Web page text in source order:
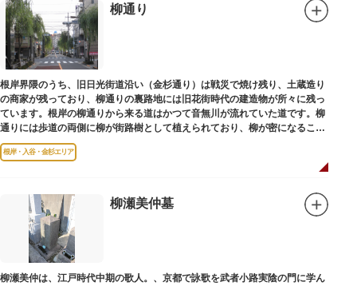
柳通り
根岸界隈のうち、旧日光街道沿い（金杉通り）は戦災で焼け残り、土蔵造り
の商家が残っており、柳通りの裏路地には旧花街時代の建造物が所々に残っ
ています。根岸の柳通りから来る道はかつて音無川が流れていた道です。柳
通りには歩道の両側に柳が街路樹として植えられており、柳が密になるこの
通りがかつて花街のあった界隈です。
根岸・入谷・金杉エリア
柳瀬美仲墓
柳瀬美仲は、江戸時代中期の歌人。、京都で詠歌を武者小路実陰の門に学ん